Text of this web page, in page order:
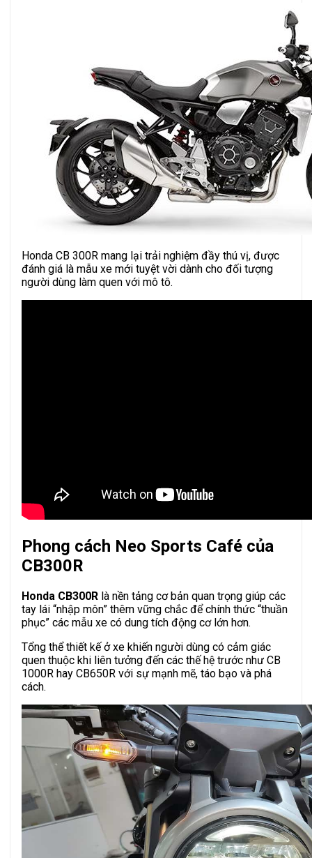
Honda CB 300R mang lại trải nghiệm đầy thú vị, được
đánh giá là mẫu xe mới tuyệt vời dành cho đối tượng
người dùng làm quen với mô tô.
Phong cách Neo Sports Café của
CB300R
Honda CB300R là nền tảng cơ bản quan trọng giúp các
tay lái “nhập môn” thêm vững chắc để chính thức “thuần
phục” các mẫu xe có dung tích động cơ lớn hơn.
Tổng thể thiết kế ở xe khiến người dùng có cảm giác
quen thuộc khi liên tưởng đến các thế hệ trước như CB
1000R hay CB650R với sự mạnh mẽ, táo bạo và phá
cách.